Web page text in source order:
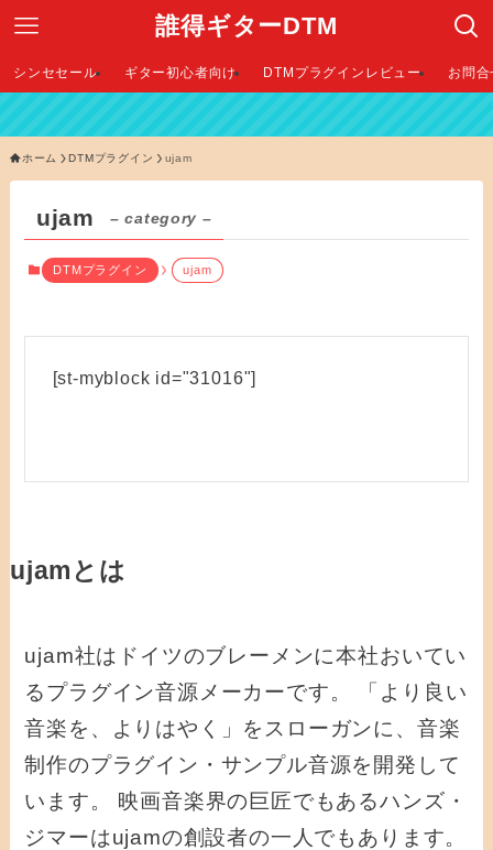
誰得ギターDTM
シンセセール ギター初心者向け DTMプラグインレビュー お問
ホーム DTMプラグイン ujam
ujam – category –
DTMプラグイン ujam
[st-myblock id="31016"]
ujamとは
ujam社はドイツのブレーメンに本社おいてい
るプラグイン音源メーカーです。 「より良い
音楽を、よりはやく」をスローガンに、音楽
制作のプラグイン・サンプル音源を開発して
います。 映画音楽界の巨匠でもあるハンズ・
ジマーはujamの創設者の一人でもあります。